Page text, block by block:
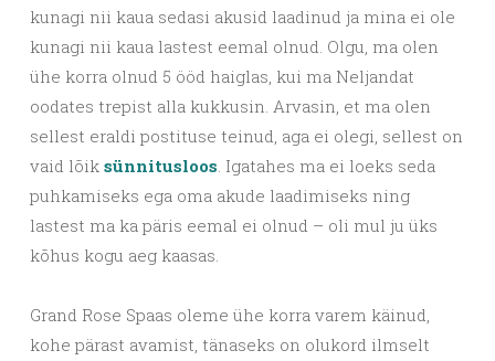
kunagi nii kaua sedasi akusid laadinud ja mina ei ole
kunagi nii kaua lastest eemal olnud. Olgu, ma olen
ühe korra olnud 5 ööd haiglas, kui ma Neljandat
oodates trepist alla kukkusin. Arvasin, et ma olen
sellest eraldi postituse teinud, aga ei olegi, sellest on
vaid lõik sünnitusloos. Igatahes ma ei loeks seda
puhkamiseks ega oma akude laadimiseks ning
lastest ma ka päris eemal ei olnud – oli mul ju üks
kõhus kogu aeg kaasas.
Grand Rose Spaas oleme ühe korra varem käinud,
kohe pärast avamist, tänaseks on olukord ilmselt